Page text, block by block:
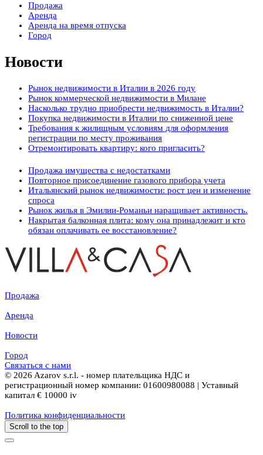
Продажа
Аренда
Аренда на время отпуска
Город
Новости
Рынок недвижимости в Италии в 2026 году
Рынок коммерческой недвижимости в Милане
Насколько трудно приобрести недвижимость в Италии?
Покупка недвижимости в Италии по сниженной цене
Требования к жилищным условиям для оформления
регистрации по месту проживания
Отремонтировать квартиру: кого пригласить?
Продажа имущества с недостатками
Повторное присоединение газового прибора учета
Итальянский рынок недвижимости: рост цен и изменение
спроса
Рынок жилья в Эмилии-Романьи наращивает активность.
Накрытая балконная плита: кому она принадлежит и кто
обязан оплачивать ее восстановление?
Продажа
Аренда
Новости
Город
Связаться с нами
© 2026 Azarov s.r.l. - номер плательщика НДС и
регистрационный номер компании: 01600980088 | Уставный
капитал € 10000 iv
Политика конфиденциальности
Scroll to the top